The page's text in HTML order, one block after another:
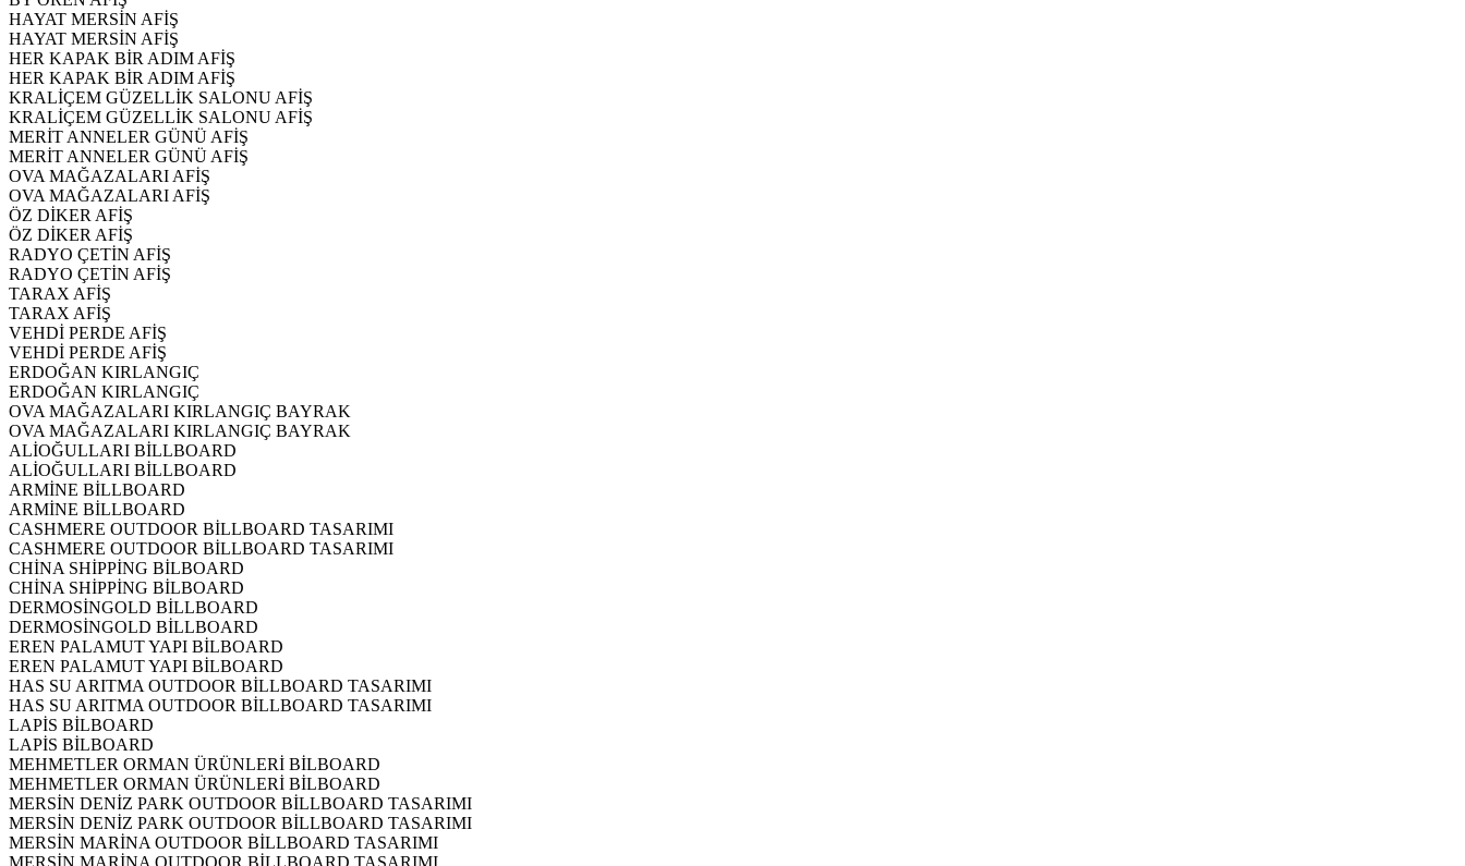
HAYAT MERSİN AFİŞ
HAYAT MERSİN AFİŞ
HER KAPAK BİR ADIM AFİŞ
HER KAPAK BİR ADIM AFİŞ
KRALİÇEM GÜZELLİK SALONU AFİŞ
KRALİÇEM GÜZELLİK SALONU AFİŞ
MERİT ANNELER GÜNÜ AFİŞ
MERİT ANNELER GÜNÜ AFİŞ
OVA MAĞAZALARI AFİŞ
OVA MAĞAZALARI AFİŞ
ÖZ DİKER AFİŞ
ÖZ DİKER AFİŞ
RADYO ÇETİN AFİŞ
RADYO ÇETİN AFİŞ
TARAX AFİŞ
TARAX AFİŞ
VEHDİ PERDE AFİŞ
VEHDİ PERDE AFİŞ
ERDOĞAN KIRLANGIÇ
ERDOĞAN KIRLANGIÇ
OVA MAĞAZALARI KIRLANGIÇ BAYRAK
OVA MAĞAZALARI KIRLANGIÇ BAYRAK
ALİOĞULLARI BİLLBOARD
ALİOĞULLARI BİLLBOARD
ARMİNE BİLLBOARD
ARMİNE BİLLBOARD
CASHMERE OUTDOOR BİLLBOARD TASARIMI
CASHMERE OUTDOOR BİLLBOARD TASARIMI
CHİNA SHİPPİNG BİLBOARD
CHİNA SHİPPİNG BİLBOARD
DERMOSİNGOLD BİLLBOARD
DERMOSİNGOLD BİLLBOARD
EREN PALAMUT YAPI BİLBOARD
EREN PALAMUT YAPI BİLBOARD
HAS SU ARITMA OUTDOOR BİLLBOARD TASARIMI
HAS SU ARITMA OUTDOOR BİLLBOARD TASARIMI
LAPİS BİLBOARD
LAPİS BİLBOARD
MEHMETLER ORMAN ÜRÜNLERİ BİLBOARD
MEHMETLER ORMAN ÜRÜNLERİ BİLBOARD
MERSİN DENİZ PARK OUTDOOR BİLLBOARD TASARIMI
MERSİN DENİZ PARK OUTDOOR BİLLBOARD TASARIMI
MERSİN MARİNA OUTDOOR BİLLBOARD TASARIMI
MERSİN MARİNA OUTDOOR BİLLBOARD TASARIMI